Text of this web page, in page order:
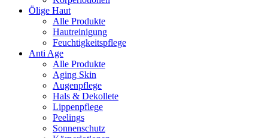
Ölige Haut
Alle Produkte
Hautreinigung
Feuchtigkeitspflege
Anti Age
Alle Produkte
Aging Skin
Augenpflege
Hals & Dekollete
Lippenpflege
Peelings
Sonnenschutz